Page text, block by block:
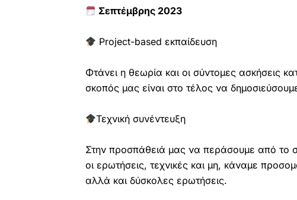
Σεπτέμβρης 2023
Project-based εκπαίδευση
Φτάνει η θεωρία και οι σύντομες ασκήσεις
σκοπός μας είναι στο τέλος να
Τεχνική συνέντευξη
Στην προσπάθειά μας να περάσουμε από το
οι ερωτήσεις, τεχνικές και μη, κάναμε
αλλά και δύσκολες ερωτήσεις.